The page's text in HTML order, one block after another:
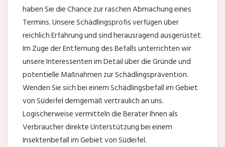
haben Sie die Chance zur raschen Abmachung eines
Termins. Unsere Schädlingsprofis verfügen über
reichlich Erfahrung und sind herausragend ausgerüstet.
Im Zuge der Entfernung des Befalls unterrichten wir
unsere Interessenten im Detail über die Gründe und
potentielle Maßnahmen zur Schädlingsprävention.
Wenden Sie sich bei einem Schädlingsbefall im Gebiet
von Südeifel demgemäß vertraulich an uns.
Logischerweise vermitteln die Berater Ihnen als
Verbraucher direkte Unterstützung bei einem
Insektenbefall im Gebiet von Südeifel.